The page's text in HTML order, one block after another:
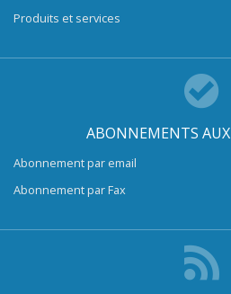
Produits et services
ABONNEMENTS
Abonnement par email
Abonnement par Fax